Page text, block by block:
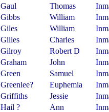
Gaul
Thomas
Gibbs
William
Giles
William
Gilles
Charles
Gilroy
Robert D
Graham
John
Green
Samuel
Greenlee?
Euphemia
Griffiths
Jessie
Hail ?
Ann